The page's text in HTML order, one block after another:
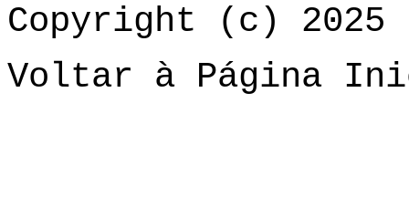
Copyright (c) 2025
Voltar à Página